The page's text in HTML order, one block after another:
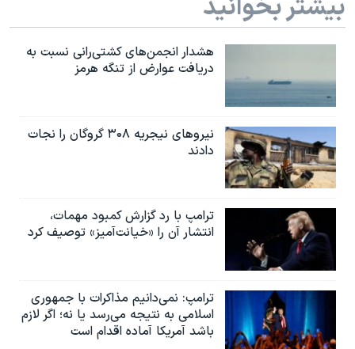
بیشتر بخوانید
هشدار انجمن‌های کشتی‌رانی نسبت به
دریافت عوارض از تنگه هرمز
نیروهای نیجریه‌ ۳۰۸ گروگان را نجات
دادند
ترامپ با رد گزارش کمبود مهمات،
انتشار آن را «خیانت‌آمیز» توصیف کرد
ترامپ: نمی‌دانیم مذاکرات با جمهوری
اسلامی به نتیجه می‌رسد یا نه؛ اگر لازم
باشد آمریکا آماده اقدام است